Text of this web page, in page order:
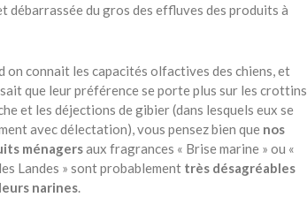
débarrassée du gros des effluves des produits à
on connait les capacités olfactives des chiens, et
sait que leur préférence se porte plus sur les crottins
et les déjections de gibier (dans lesquels eux se
avec délectation), vous pensez bien que nos
ménagersaux fragrances « Brise marine » ou «
Landes » sont probablement très désagréables
narines.